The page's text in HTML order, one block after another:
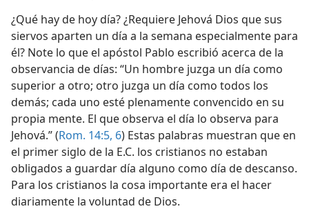
¿Qué hay de hoy día? ¿Requiere Jehová Dios que sus
siervos aparten un día a la semana especialmente para
él? Note lo que el apóstol Pablo escribió acerca de la
observancia de días: “Un hombre juzga un día como
superior a otro; otro juzga un día como todos los
demás; cada uno esté plenamente convencido en su
propia mente. El que observa el día lo observa para
Jehová.” (Rom. 14:5, 6) Estas palabras muestran que en
el primer siglo de la E.C. los cristianos no estaban
obligados a guardar día alguno como día de descanso.
Para los cristianos la cosa importante era el hacer
diariamente la voluntad de Dios.